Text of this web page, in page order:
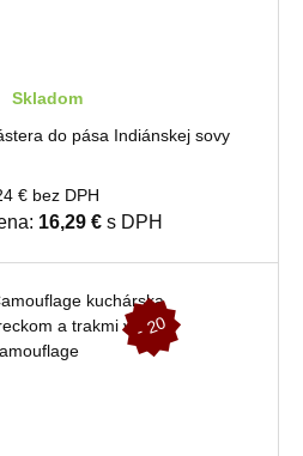
Skladom
do pása Indiánskej sovy
€ bez DPH
16,29 € s DPH
-
2
0